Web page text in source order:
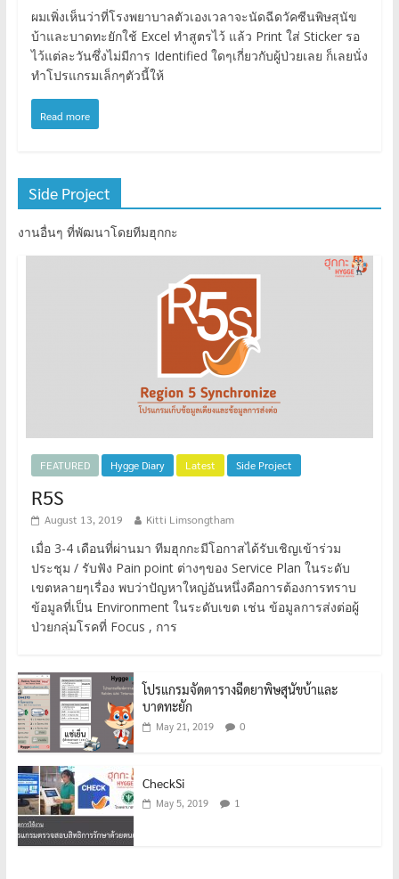
ผมเพิ่งเห็นว่าที่โรงพยาบาลตัวเองเวลาจะนัดฉีดวัคซีนพิษสุนัข
บ้าและบาดทะยักใช้ Excel ทำสูตรไว้ แล้ว Print ใส่ Sticker รอ
ไว้แต่ละวันซึ่งไม่มีการ Identified ใดๆเกี่ยวกับผู้ป่วยเลย ก็เลยนั่ง
ทำโปรแกรมเล็กๆตัวนี้ให้
Read more
Side Project
งานอื่นๆ ที่พัฒนาโดยทีมฮุกกะ
FEATURED Hygge Diary Latest Side Project
R5S
August 13, 2019 Kitti Limsongtham
เมื่อ 3-4 เดือนที่ผ่านมา ทีมฮุกกะมีโอกาสได้รับเชิญเข้าร่วม
ประชุม / รับฟัง Pain point ต่างๆของ Service Plan ในระดับ
เขตหลายๆเรื่อง พบว่าปัญหาใหญ่อันหนึ่งคือการต้องการทราบ
ข้อมูลที่เป็น Environment ในระดับเขต เช่น ข้อมูลการส่งต่อผู้
ป่วยกลุ่มโรคที่ Focus , การ
โปรแกรมจัดตารางฉีดยาพิษสุนัขบ้าและ
บาดทะยัก
May 21, 2019 0
CheckSi
May 5, 2019 1